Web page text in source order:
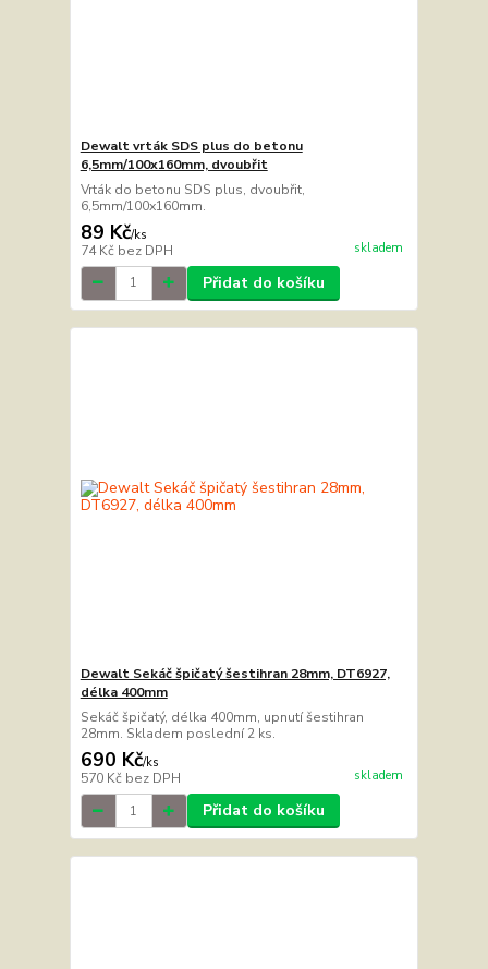
Dewalt vrták SDS plus do betonu
6,5mm/100x160mm, dvoubřit
Vrták do betonu SDS plus, dvoubřit,
6,5mm/100x160mm.
89 Kč/ks
74 Kč bez DPH skladem
Přidat do košíku
Dewalt Sekáč špičatý šestihran 28mm, DT6927,
délka 400mm
Sekáč špičatý, délka 400mm, upnutí šestihran
28mm. Skladem poslední 2 ks.
690 Kč/ks
570 Kč bez DPH skladem
Přidat do košíku